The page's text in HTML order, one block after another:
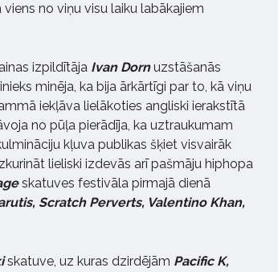
no viņu visu laiku labākajiem
izpildītāja Ivan Dornuzstāšanās
minēja, ka bija ārkārtīgi par to, kā viņu
iekļāva lielākoties angliski ierakstītā
no pūļa pierādīja, ka uztraukumam
kļuva publikas šķiet visvairāk
lieliski izdevās arī pašmāju hiphopa
skatuves festivāla pirmajā dienā
Scratch Perverts, Valentino Khan,
skatuve, uz kuras dzirdējām Pacific K,